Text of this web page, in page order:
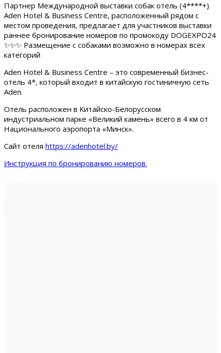
Партнер Международной выставки собак отель (4****+)
Aden Hotel & Business Centre, расположенный рядом с
местом проведения, предлагает для участников выставки
раннее бронирование номеров по промокоду DOGEXPO24
✨✨✨ Размещение с собаками возможно в номерах всех
категорий
Aden Hotel & Business Centre – это современный бизнес-
отель 4*, который входит в китайскую гостиничную сеть
Aden.
Отель расположен в Китайско-Белорусском
индустриальном парке «Великий камень» всего в 4 км от
Национального аэропорта «Минск».
Сайт отеля https://adenhotel.by/
Инструкция по бронированию номеров.